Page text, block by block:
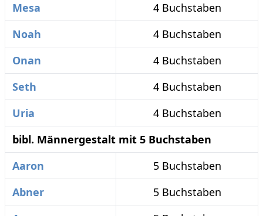
Mesa
4 Buchstaben
Noah
4 Buchstaben
Onan
4 Buchstaben
Seth
4 Buchstaben
Uria
4 Buchstaben
bibl. Männergestalt mit 5 Buchstaben
Aaron
5 Buchstaben
Abner
5 Buchstaben